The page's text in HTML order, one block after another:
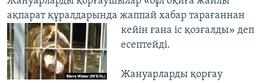
ақпарат құралдарында жаппай хабар тарағаннан
кейін ғана іс қозғалды» деп
есептейді.
Жануарларды қорғау